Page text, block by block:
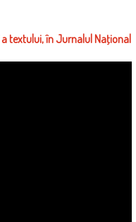
textului, în Jurnalul Naţional